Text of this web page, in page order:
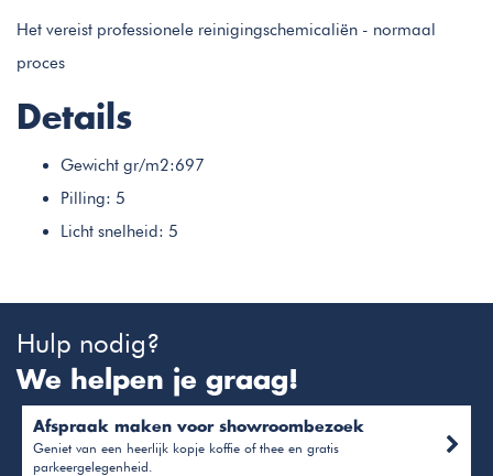
Het vereist professionele reinigingschemicaliën - normaal
proces
Details
Gewicht gr/m2:697
Pilling: 5
Licht snelheid: 5
Hulp nodig?
We helpen je graag!
Afspraak maken voor showroombezoek
Geniet van een heerlijk kopje koffie of thee en gratis
parkeergelegenheid.